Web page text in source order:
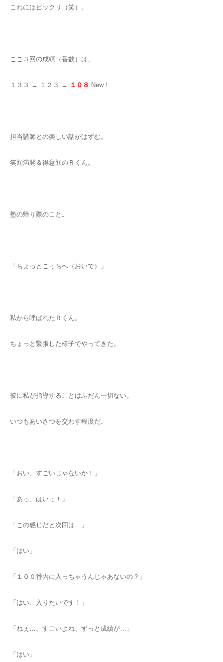
これにはビックリ（笑）。
ここ３回の成績（番数）は、
１３３ → １２３ → １０８ New！
担当講師との楽しい話がはずむ。
笑顔満開＆得意顔のＲくん。
塾の帰り際のこと。
「ちょっとこっちへ（おいで）」
私から呼ばれたＲくん。
ちょっと緊張した様子でやってきた。
彼に私が指導することはふだん一切ない。
いつもあいさつを交わす程度だ。
「おい、すごいじゃないか！」
「あっ、はいっ！」
「この感じだと次回は…」
「はい」
「１００番内に入っちゃうんじゃあないの？」
「はい、入りたいです！」
「ねぇ…、すごいよね、ずっと成績が…」
「はい」